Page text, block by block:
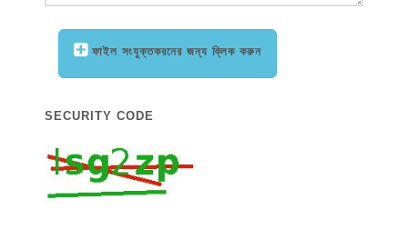
ফাইল সংযুক্তকরনের জন্য ক্লিক করুন
SECURITY CODE